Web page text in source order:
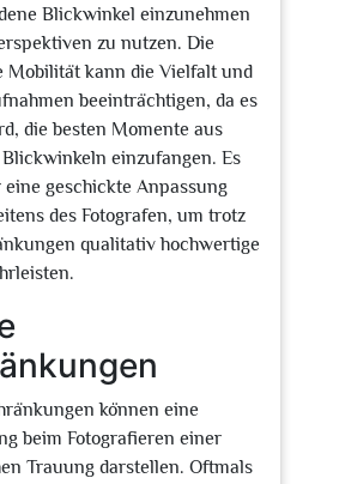
Blickwinkel einzunehmen
zu nutzen. Die
Mobilität kann die Vielfalt und
beeinträchtigen, da es
die besten Momente aus
einzufangen. Es
geschickte Anpassung
des Fotografen, um trotz
qualitativ hochwertige
können eine
beim Fotografieren einer
Trauung darstellen. Oftmals